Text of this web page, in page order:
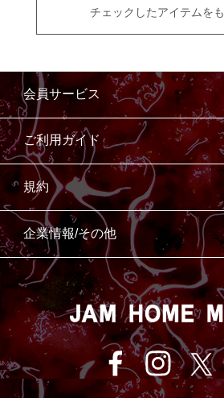
チェックしたアイテムを
会員サービス
ご利用ガイド
規約
企業情報/その他